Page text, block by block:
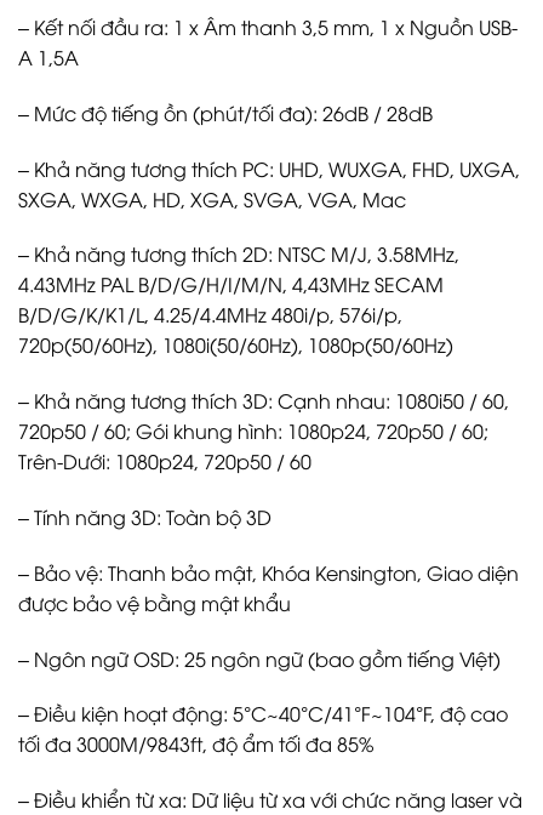
– Kết nối đầu ra: 1 x Âm thanh 3,5 mm, 1 x Nguồn USB-
A 1,5A
– Mức độ tiếng ồn (phút/tối đa): 26dB / 28dB
– Khả năng tương thích PC: UHD, WUXGA, FHD, UXGA,
SXGA, WXGA, HD, XGA, SVGA, VGA, Mac
– Khả năng tương thích 2D: NTSC M/J, 3.58MHz,
4.43MHz PAL B/D/G/H/I/M/N, 4,43MHz SECAM
B/D/G/K/K1/L, 4.25/4.4MHz 480i/p, 576i/p,
720p(50/60Hz), 1080i(50/60Hz), 1080p(50/60Hz)
– Khả năng tương thích 3D: Cạnh nhau: 1080i50 / 60,
720p50 / 60; Gói khung hình: 1080p24, 720p50 / 60;
Trên-Dưới: 1080p24, 720p50 / 60
– Tính năng 3D: Toàn bộ 3D
– Bảo vệ: Thanh bảo mật, Khóa Kensington, Giao diện
được bảo vệ bằng mật khẩu
– Ngôn ngữ OSD: 25 ngôn ngữ (bao gồm tiếng Việt)
– Điều kiện hoạt động: 5°C~40°C/41°F~104°F, độ cao
tối đa 3000M/9843ft, độ ẩm tối đa 85%
– Điều khiển từ xa: Dữ liệu từ xa với chức năng laser và